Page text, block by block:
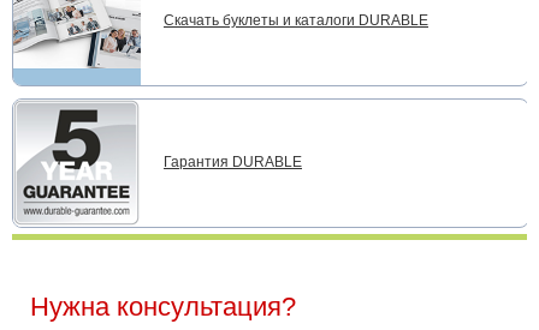
Скачать буклеты и каталоги DURABLE
Гарантия DURABLE
Нужна консультация?